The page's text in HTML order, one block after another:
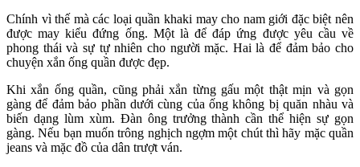
Chính vì thế mà các loại quần khaki may cho nam giới đặc biệt nên
được may kiểu đứng ống. Một là để đáp ứng được yêu cầu về
phong thái và sự tự nhiên cho người mặc. Hai là để đảm bảo cho
chuyện xắn ống quần được đẹp.
Khi xắn ống quần, cũng phải xắn từng gấu một thật mịn và gọn
gàng để đảm bảo phần dưới cùng của ống không bị quăn nhàu và
biến dạng lùm xùm. Đàn ông trưởng thành cần thể hiện sự gọn
gàng. Nếu bạn muốn trông nghịch ngợm một chút thì hãy mặc quần
jeans và mặc đồ của dân trượt ván.